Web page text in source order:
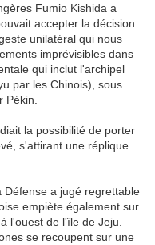
Fumio Kishida a
accepter la décision
unilatéral qui nous
imprévisibles dans
qui inclut l'archipel
par les Chinois), sous
la possibilité de porter
s'attirant une réplique
Défense a jugé regrettable
empiète également sur
l'ouest de l'île de Jeju.
se recoupent sur une